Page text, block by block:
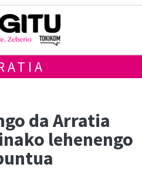
da Arratia
lehenengo